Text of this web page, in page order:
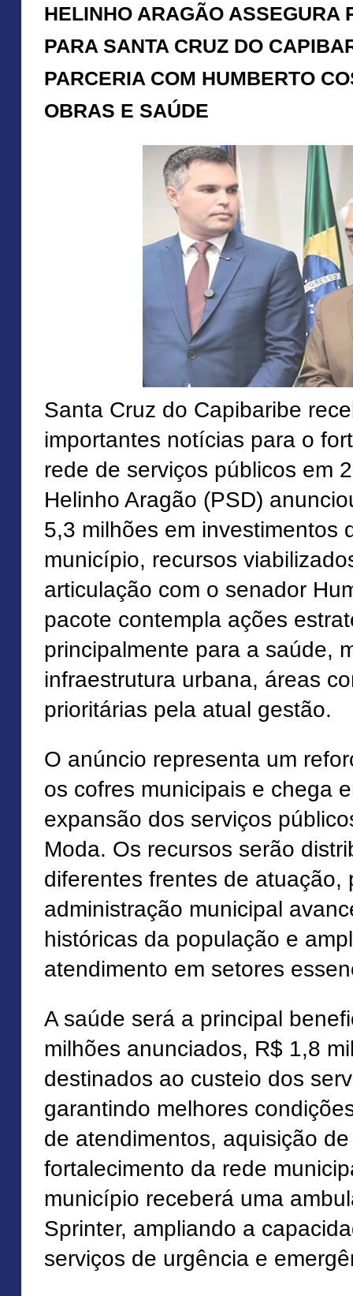
HELINHO ARAGÃO ASSEGURA
PARA SANTA CRUZ DO
PARCERIA COM HUMBERTO
OBRAS E SAÚDE
Santa Cruz do Capibaribe
importantes notícias para o
rede de serviços públicos em
Helinho Aragão (PSD)
5,3 milhões em investimentos
município, recursos
articulação com o senador
pacote contempla ações
principalmente para a saúde,
infraestrutura urbana, áreas
prioritárias pela atual gestão.
O anúncio representa um
os cofres municipais e chega
expansão dos serviços
Moda. Os recursos serão
diferentes frentes de atuação,
administração municipal
históricas da população e
atendimento em setores
A saúde será a principal
milhões anunciados, R$ 1,8
destinados ao custeio dos
garantindo melhores
de atendimentos, aquisição
fortalecimento da rede
município receberá uma
Sprinter, ampliando a
serviços de urgência e